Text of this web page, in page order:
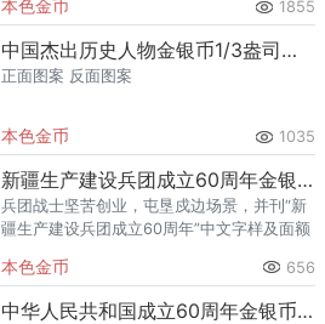
发行于1989年刻画的是己巳蛇年。
本色金币 1855
中国杰出历史人物金银币1/3盎司赵匡胤金币
正面图案 反面图案
本色金币 1035
新疆生产建设兵团成立60周年金银币1/4盎司金币
兵团战士坚苦创业，屯垦戍边场景，并刊“新
疆生产建设兵团成立60周年”中文字样及面额
本色金币 656
中华人民共和国成立60周年金银币5盎司金币